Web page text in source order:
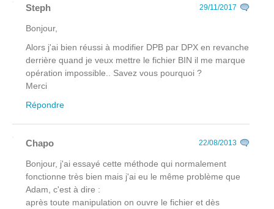
Steph 29/11/2017
Bonjour,
Alors j'ai bien réussi à modifier DPB par DPX en revanche
derrière quand je veux mettre le fichier BIN il me marque
opération impossible.. Savez vous pourquoi ?
Merci
Répondre
Chapo 22/08/2013
Bonjour, j'ai essayé cette méthode qui normalement
fonctionne très bien mais j'ai eu le même problème que
Adam, c'est à dire :
après toute manipulation on ouvre le fichier et dès